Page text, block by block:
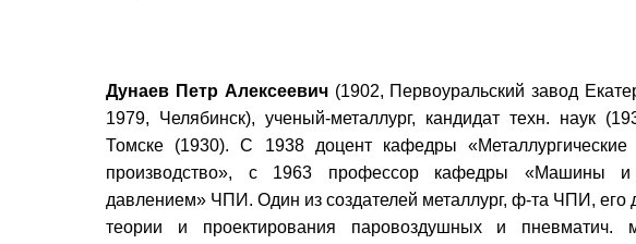
Дунаев Петр Алексеевич(1902, Первоуральский завод
1979, Челябинск), ученый-металлург, кандидат техн. наук
Томске (1930). С 1938 доцент кафедры
производство», с 1963 профессор кафедры «Машины и
давлением» ЧПИ. Один из создателей металлург, ф-та ЧПИ, его
теории и проектирования паровоздушных и пневматич.